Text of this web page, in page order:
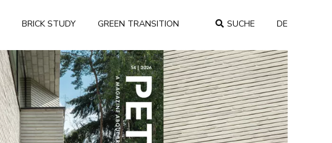
BRICK STUDY GREEN TRANSITION SUCHE DE